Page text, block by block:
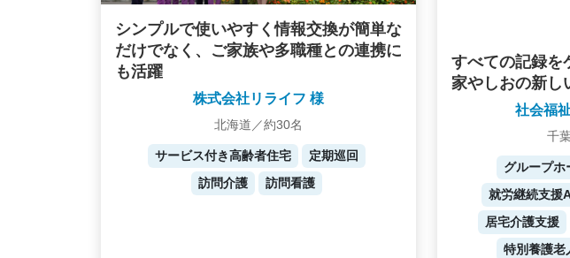
シンプルで使いやすく情報交換が簡単な
だけでなく、ご家族や多職種との連携に
も活躍
株式会社リライフ 様
北海道／約30名
サービス付き高齢者住宅
定期巡回
訪問介護
訪問看護
すべての記録を
家やしおの新し
社会福
千
グループホ
就労継続支援
居宅介護支援
特別養護老